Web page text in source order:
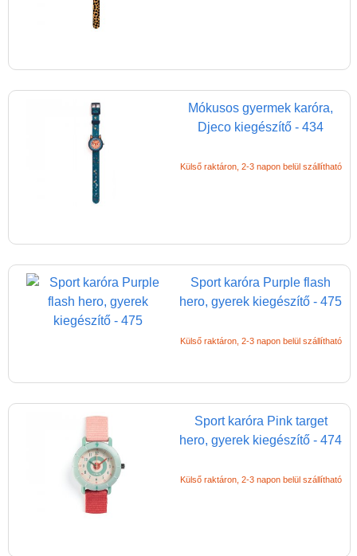
Mókusos gyermek karóra,
Djeco kiegészítő - 434
Külső raktáron, 2-3 napon belül szállítható
Sport karóra Purple flash
hero, gyerek kiegészítő - 475
Külső raktáron, 2-3 napon belül szállítható
Sport karóra Pink target
hero, gyerek kiegészítő - 474
Külső raktáron, 2-3 napon belül szállítható
Ügyességi játékok
CSAK NÁLUNK - Egyedi